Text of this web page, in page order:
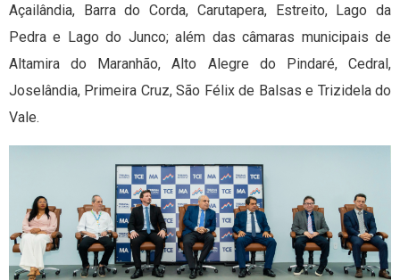
Açailândia, Barra do Corda, Carutapera, Estreito, Lago da
Pedra e Lago do Junco; além das câmaras municipais de
Altamira do Maranhão, Alto Alegre do Pindaré, Cedral,
Joselândia, Primeira Cruz, São Félix de Balsas e Trizidela do
Vale.